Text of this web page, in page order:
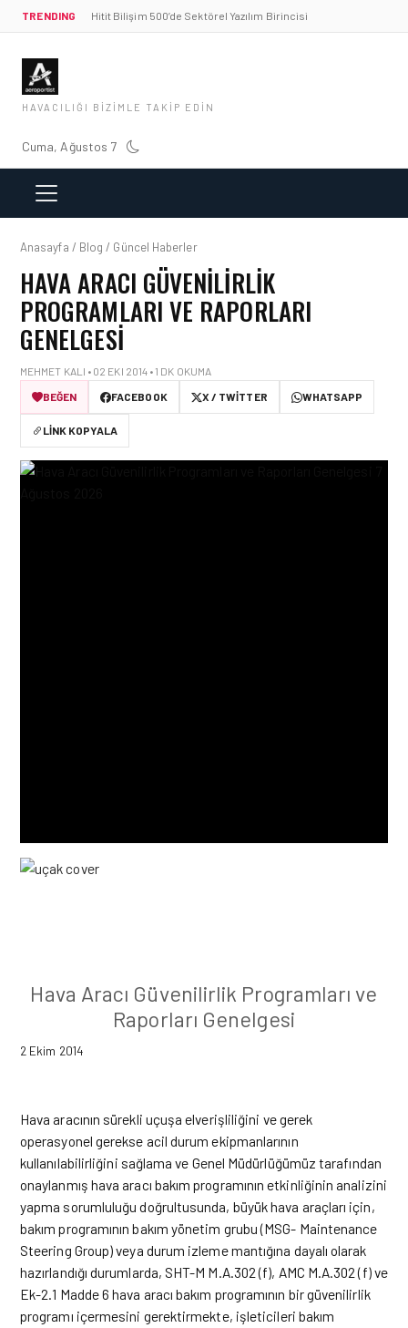
TRENDING Hitit Bilişim 500’de Sektörel Yazılım Birincisi
HAVACILIĞI BIZIMLE TAKIP EDIN
Cuma, Ağustos 7
Anasayfa / Blog / Güncel Haberler
HAVA ARACI GÜVENILIRLIK
PROGRAMLARI VE RAPORLARI
GENELGESI
MEHMET KALI • 02 EKI 2014 • 1 DK OKUMA
BEĞEN
FACEBOOK X / TWITTER WHATSAPP
LINK KOPYALA
Hava Aracı Güvenilirlik Programları ve
Raporları Genelgesi
2 Ekim 2014
Hava aracının sürekli uçuşa elverişliliğini ve gerek
operasyonel gerekse acil durum ekipmanlarının
kullanılabilirliğini sağlama ve Genel Müdürlüğümüz tarafından
onaylanmış hava aracı bakım programının etkinliğinin analizini
yapma sorumluluğu doğrultusunda, büyük hava araçları için,
bakım programının bakım yönetim grubu (MSG- Maintenance
Steering Group) veya durum izleme mantığına dayalı olarak
hazırlandığı durumlarda, SHT-M M.A.302 (f), AMC M.A.302 (f) ve
Ek-2.1 Madde 6 hava aracı bakım programının bir güvenilirlik
programı içermesini gerektirmekte, işleticileri bakım